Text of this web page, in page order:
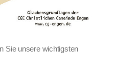
Sie unsere wichtigsten